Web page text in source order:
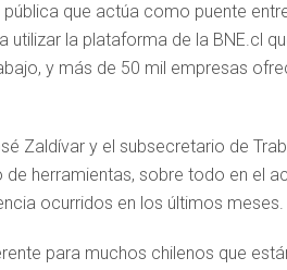
que actúa como puente
la plataforma de la BNE.cl
y más de 50 mil empresas
Zaldívar y el subsecretario de
herramientas, sobre todo en el
ocurridos en los últimos meses.
para muchos chilenos que